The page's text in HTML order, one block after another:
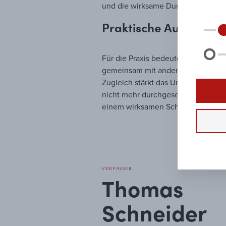
und die wirksame Durchsetzung
Praktische
Für die Praxis bedeutet die
gemeinsam mit anderen innehat,
Zugleich stärkt das Urteil den
nicht mehr durchgesetzt werden
einem wirksamen Schutz
VERFASSER
Thomas
Schneider